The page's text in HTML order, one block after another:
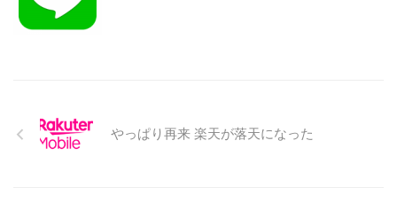
やっぱり再来 楽天が落天になった